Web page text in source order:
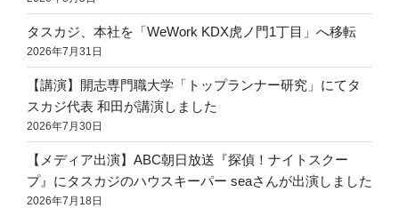
タスカジ、本社を「WeWork KDX虎ノ門1丁目」へ移転
2026年7月31日
【講演】開志専門職大学「トップランナー研究」にてタ
スカジ代表 和田が講演しました
2026年7月30日
【メディア出演】ABC朝日放送『探偵！ナイトスクー
プ』にタスカジのハウスキーパー seaさんが出演しました
2026年7月18日